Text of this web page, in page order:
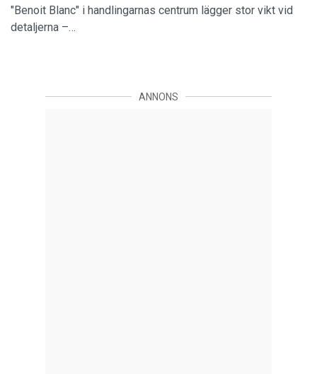
"Benoit Blanc" i handlingarnas centrum lägger stor vikt vid
detaljerna –…
ANNONS